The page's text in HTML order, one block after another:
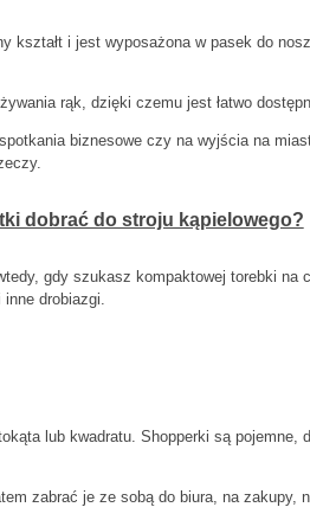
kształt i jest wyposażona w pasek do
rąk, dzięki czemu jest łatwo
biznesowe czy na wyjścia na
dobrać do stroju kąpielowego?
gdy szukasz kompaktowej torebki na
drobiazgi.
lub kwadratu. Shopperki są pojemne,
zabrać je ze sobą do biura, na zakupy,